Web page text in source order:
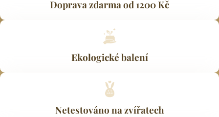
Doprava zdarma od 1200 Kč
Ekologické balení
Netestováno na zvířatech